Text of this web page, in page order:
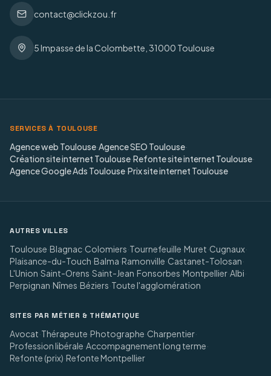
contact@clickzou.fr
5 Impasse de la Colombette, 31000 Toulouse
SERVICES À TOULOUSE
Agence web Toulouse·Agence SEO Toulouse·
Création site internet Toulouse·Refonte site internet Toulouse·
Agence Google Ads Toulouse·Prix site internet Toulouse
AUTRES VILLES
Toulouse·Blagnac·Colomiers·Tournefeuille·Muret·Cugnaux·
Plaisance-du-Touch·Balma·Ramonville·Castanet-Tolosan·
L'Union·Saint-Orens·Saint-Jean·Fonsorbes·Montpellier·Albi·
Perpignan·Nîmes·Béziers·Toute l'agglomération
SITES PAR MÉTIER & THÉMATIQUE
Avocat·Thérapeute·Photographe·Charpentier·
Profession libérale·Accompagnement long terme·
Refonte (prix)·Refonte Montpellier